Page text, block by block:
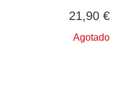
21,90 €
Agotado